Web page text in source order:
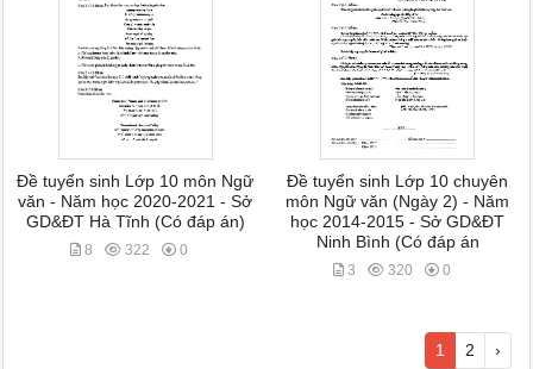
Đề tuyển sinh Lớp 10 môn Ngữ
văn - Năm học 2020-2021 - Sở
GD&ĐT Hà Tĩnh (Có đáp án)
8 322 0
Đề tuyển sinh Lớp 10 chuyên
môn Ngữ văn (Ngày 2) - Năm
học 2014-2015 - Sở GD&ĐT
Ninh Bình (Có đáp án
3 320 0
1 2 ›